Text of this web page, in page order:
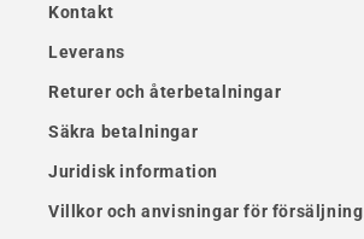
Kontakt
Leverans
Returer och återbetalningar
Säkra betalningar
Juridisk information
Villkor och anvisningar för försäljning